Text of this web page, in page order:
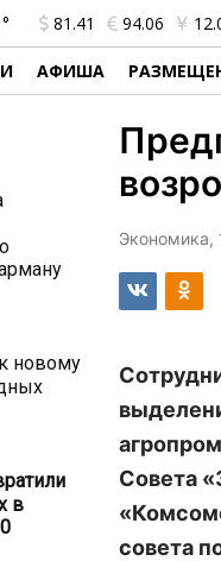
81.41 94.06
АФИША
новому
в
Экономика,
Совета
совета